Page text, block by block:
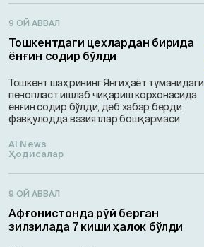
9 ОЙ АВВАЛ
Тошкентдаги цехлардан бирида
ёнғин содир бўлди
Тошкент шаҳрининг Янгиҳаёт туманидаги
пенопласт ишлаб чиқариш корхонасида
ёнғин содир бўлди, деб хабар берди
фавқулодда вазиятлар бошқармаси
AI News
Ҳодисалар
9 ОЙ АВВАЛ
Афғонистонда рўй берган
зилзилада 7 киши ҳалок бўлди